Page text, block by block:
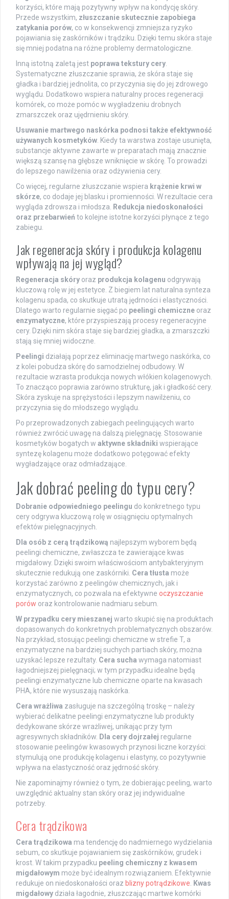
korzyści, które mają pozytywny wpływ na kondycję skóry.
Przede wszystkim, złuszczanie skutecznie zapobiega
zatykania porów, co w konsekwencji zmniejsza ryzyko
pojawiania się zaskórników i trądziku. Dzięki temu skóra staje
się mniej podatna na różne problemy dermatologiczne.
Inną istotną zaletą jest poprawa tekstury cery
Systematyczne złuszczanie sprawia, że skóra staje się
gładka i bardziej jednolita, co przyczynia się do jej zdrowego
wyglądu. Dodatkowo wspiera naturalny proces regeneracji
komórek, co może pomóc w wygładzeniu drobnych
zmarszczek oraz ujędrnieniu skóry.
Usuwanie martwego naskórka podnosi także efektywność
używanych kosmetyków . Kiedy ta warstwa zostaje usunięta,
substancje aktywne zawarte w preparatach mają znacznie
większą szansę na głębsze wniknięcie w skórę. To prowadzi
do lepszego nawilżenia oraz odżywienia cery.
Co więcej, regularne złuszczanie wspiera krążenie krwi w
skórze, co dodaje jej blasku i promienności. W rezultacie cera
wygląda zdrowsza i młodsza.
Redukcja niedoskonałości
oraz przebarwień to kolejne istotne korzyści płynące z tego
zabiegu.
Jak regeneracja skóry i produkcja kolagenu
wpływają na jej wygląd?
Regeneracja skóry oraz produkcja kolagenu odgrywają
kluczową rolę w jej estetyce. Z biegiem lat naturalna synteza
kolagenu spada, co skutkuje utratą jędrności i elastyczności.
Dlatego warto regularnie sięgać po peelingi chemiczne oraz
enzymatyczne, które przyspieszają procesy regeneracyjne
cery. Dzięki nim skóra staje się bardziej gładka, a zmarszczki
stają się mniej widoczne.
Peelingi działają poprzez eliminację martwego naskórka, co
z kolei pobudza skórę do samodzielnej odbudowy. W
rezultacie wzrasta produkcja nowych włókien kolagenowych.
To znacząco poprawia zarówno strukturę, jak i gładkość cery.
Skóra zyskuje na sprężystości i lepszym nawilżeniu, co
przyczynia się do młodszego wyglądu.
Po przeprowadzonych zabiegach peelingujących warto
również zwrócić uwagę na dalszą pielęgnację. Stosowanie
kosmetyków bogatych w aktywne składniki wspierające
syntezę kolagenu może dodatkowo potęgować efekty
wygładzające oraz odmładzające.
Jak dobrać peeling do typu cery?
Dobranie odpowiedniego peelingu do konkretnego typu
cery odgrywa kluczową rolę w osiągnięciu optymalnych
efektów pielęgnacyjnych.
Dla osób z cerą trądzikową najlepszym wyborem będą
peelingi chemiczne, zwłaszcza te zawierające kwas
migdałowy. Dzięki swoim właściwościom antybakteryjnym
skutecznie redukują one zaskórniki. Cera tłusta może
korzystać zarówno z peelingów chemicznych, jak i
enzymatycznych, co pozwala na efektywne oczyszczanie
porów oraz kontrolowanie nadmiaru sebum.
W przypadku cery mieszanej warto skupić się na produktach
dopasowanych do konkretnych problematycznych obszarów.
Na przykład, stosując peelingi chemiczne w strefie T, a
enzymatyczne na bardziej suchych partiach skóry, można
uzyskać lepsze rezultaty. Cera sucha wymaga natomiast
łagodniejszej pielęgnacji; w tym przypadku idealne będą
peelingi enzymatyczne lub chemiczne oparte na kwasach
PHA, które nie wysuszają naskórka.
Cera wrażliwa zasługuje na szczególną troskę – należy
wybierać delikatne peelingi enzymatyczne lub produkty
dedykowane skórze wrażliwej, unikając przy tym
agresywnych składników. Dla cery dojrzałej regularne
stosowanie peelingów kwasowych przynosi liczne korzyści:
stymulują one produkcję kolagenu i elastyny, co pozytywnie
wpływa na elastyczność oraz jędrność skóry.
Nie zapominajmy również o tym, że dobierając peeling, warto
uwzględnić aktualny stan skóry oraz jej indywidualne
potrzeby.
Cera trądzikowa
Cera trądzikowa ma tendencję do nadmiernego wydzielania
sebum, co skutkuje pojawianiem się zaskórników, grudek i
krost. W takim przypadku peeling chemiczny z kwasem
migdałowym może być idealnym rozwiązaniem. Efektywnie
redukuje on niedoskonałości oraz blizny potrądzikowe
Kwas
migdałowy działa łagodnie, złuszczając martwe komórki